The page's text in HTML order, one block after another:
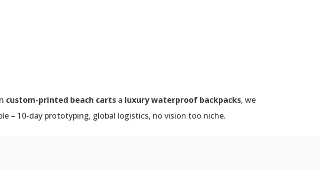
custom-printed beach carts a luxury waterproof backpacks, we
– 10-day prototyping, global logistics, no vision too niche.